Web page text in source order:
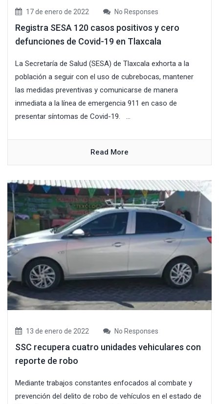
17 de enero de 2022 No Responses
Registra SESA 120 casos positivos y cero
defunciones de Covid-19 en Tlaxcala
La Secretaría de Salud (SESA) de Tlaxcala exhorta a la
población a seguir con el uso de cubrebocas, mantener
las medidas preventivas y comunicarse de manera
inmediata a la línea de emergencia 911 en caso de
presentar síntomas de Covid-19. ...
Read More
13 de enero de 2022 No Responses
SSC recupera cuatro unidades vehiculares con
reporte de robo
Mediante trabajos constantes enfocados al combate y
prevención del delito de robo de vehículos en el estado de